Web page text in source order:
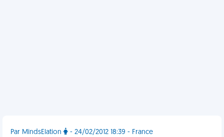
Par MindsElation - 24/02/2012 18:39 - France